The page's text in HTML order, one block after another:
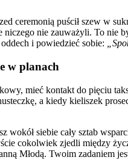
ceremonią puścił szew w
niczego nie zauważyli. To nie
i powiedzieć sobie:
w planach
mieć kontakt do pięciu
a kiedy kieliszek
wokół siebie cały sztab
cokolwiek zjedli między
Młodą. Twoim zadaniem